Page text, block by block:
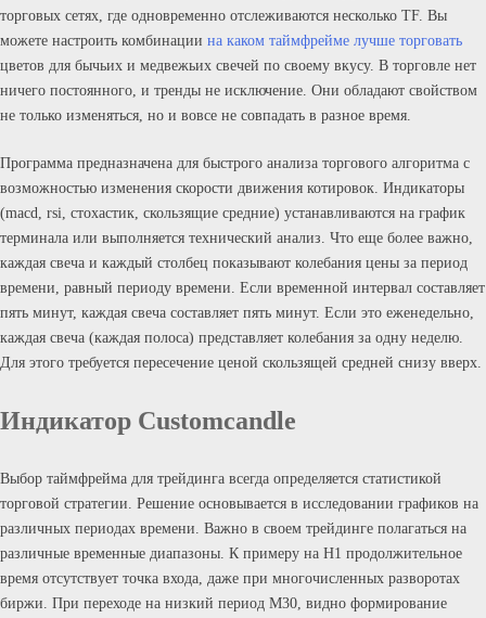
торговых сетях, где одновременно отслеживаются несколько TF. Вы
можете настроить комбинации на каком таймфрейме лучше торговать
цветов для бычьих и медвежьих свечей по своему вкусу. В торговле нет
ничего постоянного, и тренды не исключение. Они обладают свойством
не только изменяться, но и вовсе не совпадать в разное время.
Программа предназначена для быстрого анализа торгового алгоритма с
возможностью изменения скорости движения котировок. Индикаторы
(macd, rsi, стохастик, скользящие средние) устанавливаются на график
терминала или выполняется технический анализ. Что еще более важно,
каждая свеча и каждый столбец показывают колебания цены за период
времени, равный периоду времени. Если временной интервал составляет
пять минут, каждая свеча составляет пять минут. Если это еженедельно,
каждая свеча (каждая полоса) представляет колебания за одну неделю.
Для этого требуется пересечение ценой скользящей средней снизу вверх.
Индикатор Customcandle
Выбор таймфрейма для трейдинга всегда определяется статистикой
торговой стратегии. Решение основывается в исследовании графиков на
различных периодах времени. Важно в своем трейдинге полагаться на
различные временные диапазоны. К примеру на Н1 продолжительное
время отсутствует точка входа, даже при многочисленных разворотах
биржи. При переходе на низкий период М30, видно формирование